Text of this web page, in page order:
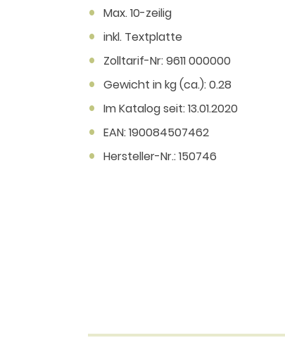
Max. 10-zeilig
inkl. Textplatte
Zolltarif-Nr: 9611 000000
Gewicht in kg (ca.): 0.28
Im Katalog seit: 13.01.2020
EAN: 190084507462
Hersteller-Nr.: 150746